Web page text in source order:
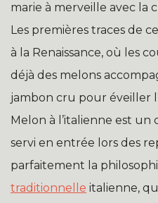
marie à merveille avec la
Les premières traces de
à la Renaissance, où les
déjà des melons
jambon cru pour éveiller
Melon à l’italienne est un
servi en entrée lors des
parfaitement la
traditionnelle italienne,